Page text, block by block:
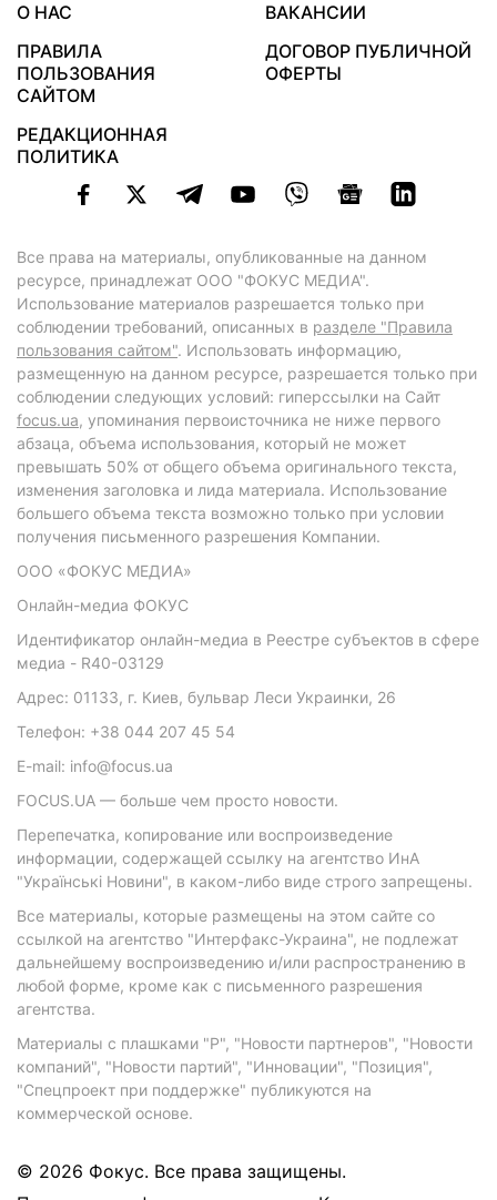
О НАС
ВАКАНСИИ
ПРАВИЛА
ПОЛЬЗОВАНИЯ
САЙТОМ
ДОГОВОР ПУБЛИЧНОЙ
ОФЕРТЫ
РЕДАКЦИОННАЯ
ПОЛИТИКА
Все права на материалы, опубликованные на данном
ресурсе, принадлежат ООО "ФОКУС МЕДИА".
Использование материалов разрешается только при
соблюдении требований, описанных в разделе "Правила
пользования сайтом". Использовать информацию,
размещенную на данном ресурсе, разрешается только при
соблюдении следующих условий: гиперссылки на Сайт
focus.ua, упоминания первоисточника не ниже первого
абзаца, объема использования, который не может
превышать 50% от общего объема оригинального текста,
изменения заголовка и лида материала. Использование
большего объема текста возможно только при условии
получения письменного разрешения Компании.
ООО «ФОКУС МЕДИА»
Онлайн-медиа ФОКУС
Идентификатор онлайн-медиа в Реестре субъектов в сфере
медиа - R40-03129
Адрес: 01133, г. Киев, бульвар Леси Украинки, 26
Телефон: +38 044 207 45 54
E-mail: info@focus.ua
FOCUS.UA — больше чем просто новости.
Перепечатка, копирование или воспроизведение
информации, содержащей ссылку на агентство ИнА
"Українські Новини", в каком-либо виде строго запрещены.
Все материалы, которые размещены на этом сайте со
ссылкой на агентство "Интерфакс-Украина", не подлежат
дальнейшему воспроизведению и/или распространению в
любой форме, кроме как с письменного разрешения
агентства.
Материалы с плашками "Р", "Новости партнеров", "Новости
компаний", "Новости партий", "Инновации", "Позиция",
"Спецпроект при поддержке" публикуются на
коммерческой основе.
© 2026 Фокус. Все права защищены.